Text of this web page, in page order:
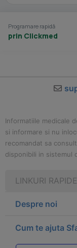
Programare rapidă
prin Clickmed
Informatiile medicale
si informare si nu
recomandat sa
disponibili in sistemul
LINKURI RAPIDE
Despre noi
Cum te ajuta